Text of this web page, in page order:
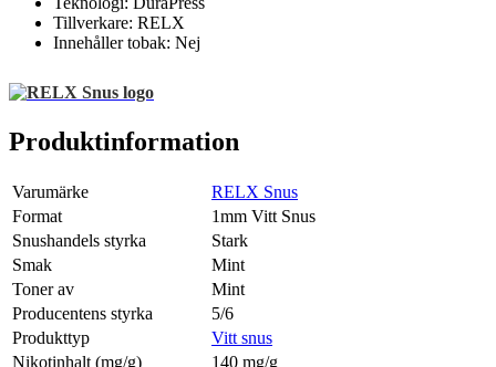
Tillverkare: RELX
Innehåller tobak: Nej
Produktinformation
Varumärke
RELX Snus
Format
1mm Vitt Snus
Snushandels styrka
Stark
Smak
Mint
Toner av
Mint
Producentens styrka
5/6
Produkttyp
Vitt snus
Nikotinhalt (mg/g)
140 mg/g